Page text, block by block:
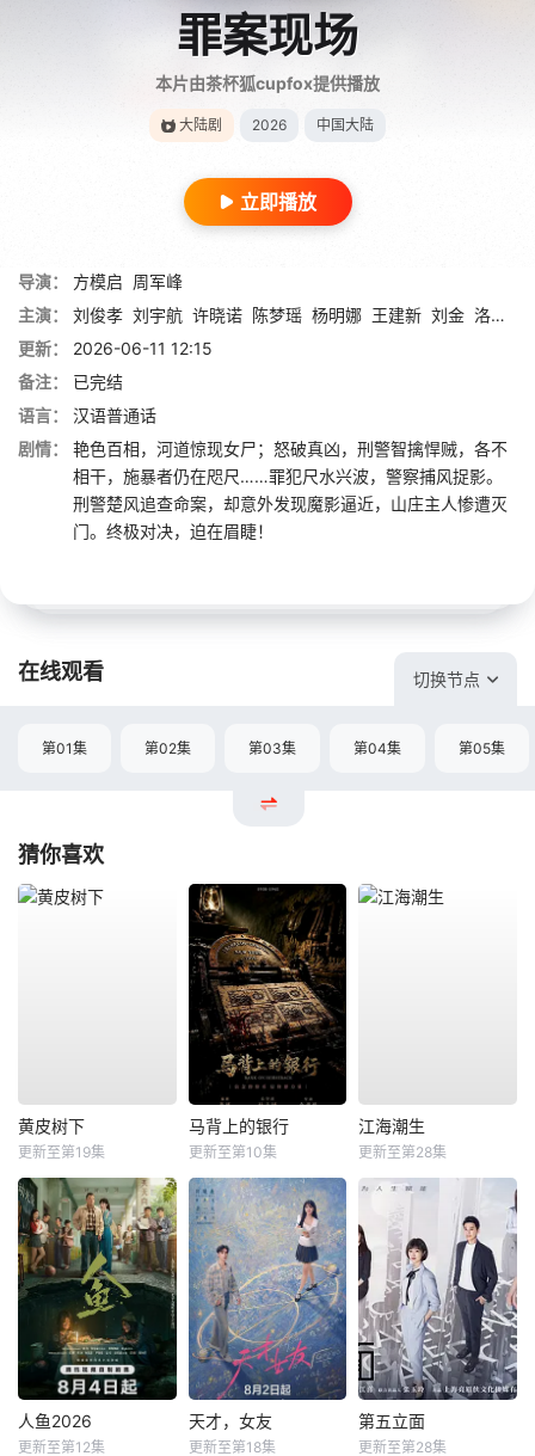
罪案现场
本片由茶杯狐cupfox提供播放
大陆剧 2026 中国大陆
立即播放
导演： 方模启 周军峰
主演：
刘俊孝 刘宇航 许晓诺 陈梦瑶 杨明娜 王建新 刘金 洛嘉
更新：
2026-06-11 12:15
备注：
已完结
语言：
汉语普通话
剧情：
艳色百相，河道惊现女尸；怒破真凶，刑警智擒悍贼，各不
相干‌，施暴者仍在咫尺……罪犯尺水兴波，警察捕风捉影。
刑警楚风追查命案，却意外发现魔影逼近，山庄主人惨遭灭
门。终极对决，迫在眉睫‌！
在线观看 切换节点
第01集 第02集 第03集 第04集 第05集
猜你喜欢
黄皮树下
更新至第19集
马背上的银行
更新至第10集
江海潮生
更新至第28集
人鱼2026
更新至第12集
天才，女友
更新至第18集
第五立面
更新至第28集